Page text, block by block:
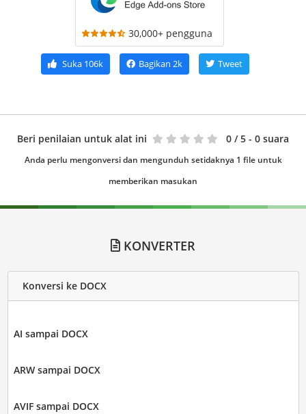
30,000+ pengguna
Suka106k Bagikan 2k Tweet
Beri penilaian untuk alat ini 0 / 5 - 0 suara
Anda perlu mengonversi dan mengunduh setidaknya 1 file untuk
memberikan masukan
KONVERTER
Konversi ke DOCX
AI sampai DOCX
ARW sampai DOCX
AVIF sampai DOCX